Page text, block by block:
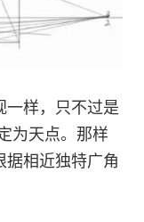
一样，只不过是
为天点。那样
据相近独特广角